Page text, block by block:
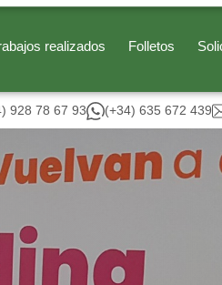
realizados Folletos
928 78 67 93 (+34) 635 672 439